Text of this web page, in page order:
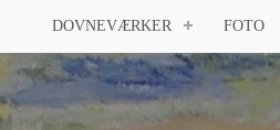
DOVNEVÆRKER FOTO